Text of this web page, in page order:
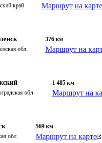
край Маршрут на карте
обл.
376 км
Маршрут на
обл.
1 485 км
Маршрут на
обл.
569 км
Маршрут на карте